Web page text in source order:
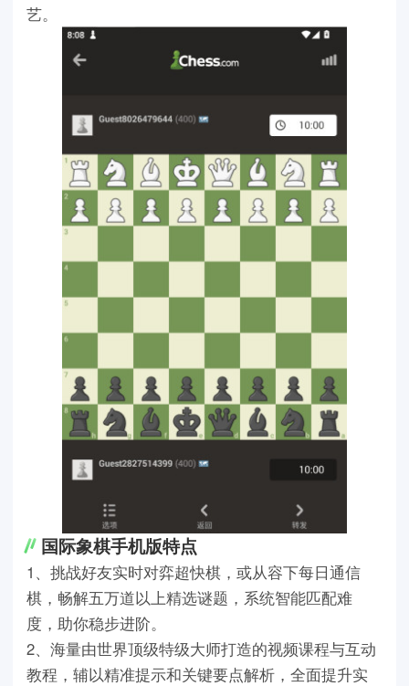
艺。
国际象棋手机版特点
1、挑战好友实时对弈超快棋，或从容下每日通信
棋，畅解五万道以上精选谜题，系统智能匹配难
度，助你稳步进阶。
2、海量由世界顶级特级大师打造的视频课程与互动
教程，辅以精准提示和关键要点解析，全面提升实